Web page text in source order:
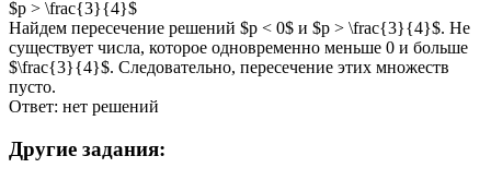
$p > \frac{3}{4}$
Найдем пересечение решений $p < 0$ и $p > \frac{3}{4}$. Не
существует числа, которое одновременно меньше 0 и больше
$\frac{3}{4}$. Следовательно, пересечение этих множеств
пусто.
Ответ: нет решений
Другие задания: